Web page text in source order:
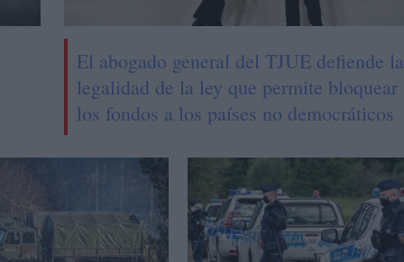
El abogado general del TJUE defiende la
legalidad de la ley que permite bloquear
los fondos a los países no democráticos